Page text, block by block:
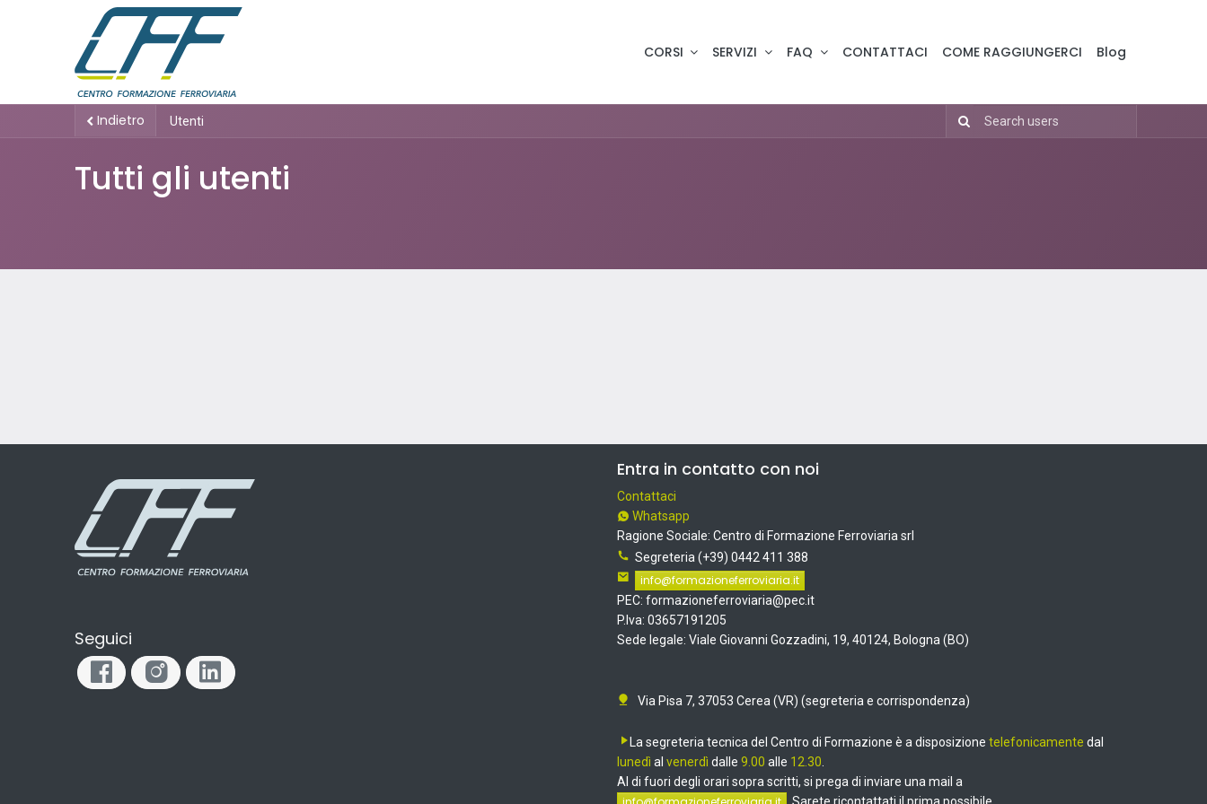
CORSI SERVIZI FAQ CONTATTACI COME RAGGIUNGERCI Blog
Indietro Utenti
Tutti gli utenti
Seguici
Entra in contatto con noi
Contattaci
Whatsapp
Ragione Sociale: Centro di Formazione Ferroviaria srl
Segreteria (+39) 0442 411 388
info@formazioneferroviaria.it
PEC: formazioneferroviaria@pec.it
P.Iva: 03657191205
Sede legale: Viale Giovanni Gozzadini, 19, 40124, Bologna (BO)
Via Pisa 7, 37053 Cerea (VR) (segreteria e corrispondenza)
La segreteria tecnica del Centro di Formazione è a disposizione telefonicamente dal
lunedì al venerdì dalle 9.00 alle 12.30
Al di fuori degli orari sopra scritti, si prega di inviare una mail a
Sarete ricontattati il prima possibile.